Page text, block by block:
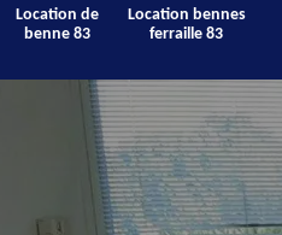
Location de
benne 83
Location bennes
ferraille 83